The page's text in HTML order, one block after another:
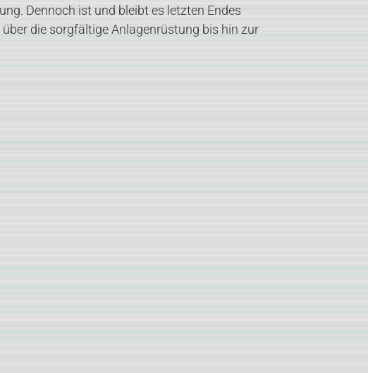
Dennoch ist und bleibt es letzten Endes
die sorgfältige Anlagenrüstung bis hin zur